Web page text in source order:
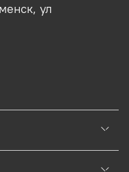
ул